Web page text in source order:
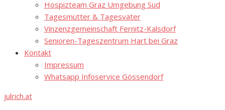
Hospizteam Graz Umgebung Süd
Tagesmütter & Tagesväter
Vinzenzgemeinschaft Fernitz-Kalsdorf
Senioren-Tageszentrum Hart bei Graz
Kontakt
Impressum
Whatsapp Infoservice Gössendorf
julrich.at